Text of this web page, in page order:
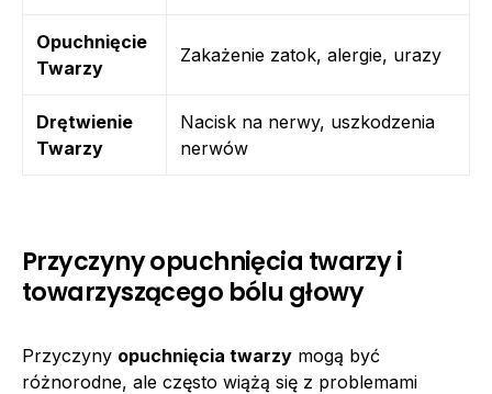
Opuchnięcie
Twarzy
Zakażenie zatok, alergie, urazy
Drętwienie
Twarzy
Nacisk na nerwy, uszkodzenia
nerwów
Przyczyny opuchnięcia twarzy i
towarzyszącego bólu głowy
Przyczyny opuchnięcia twarzy mogą być
różnorodne, ale często wiążą się z problemami